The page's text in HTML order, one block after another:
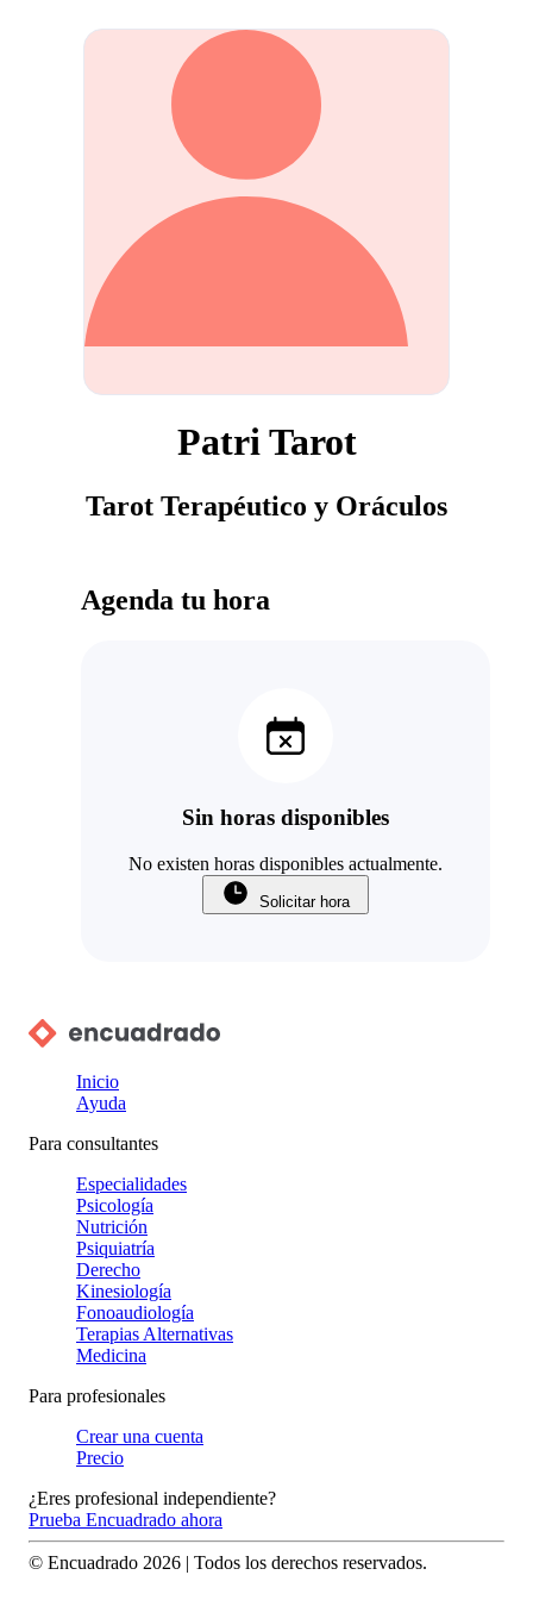
Patri Tarot
Tarot Terapéutico y Oráculos
Agenda tu hora
Sin horas disponibles
No existen horas disponibles actualmente.
Solicitar hora
Inicio
Ayuda
Para consultantes
Especialidades
Psicología
Nutrición
Psiquiatría
Derecho
Kinesiología
Fonoaudiología
Terapias Alternativas
Medicina
Para profesionales
Crear una cuenta
Precio
¿Eres profesional independiente?
Prueba Encuadrado ahora
© Encuadrado 2026 | Todos los derechos reservados.